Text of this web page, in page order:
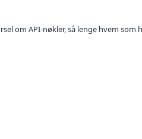
om API-nøkler, så lenge hvem som